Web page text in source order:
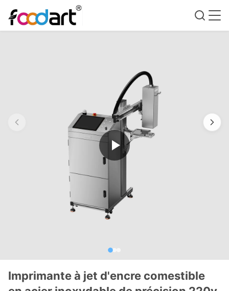
Imprimante à jet d'encre comestible